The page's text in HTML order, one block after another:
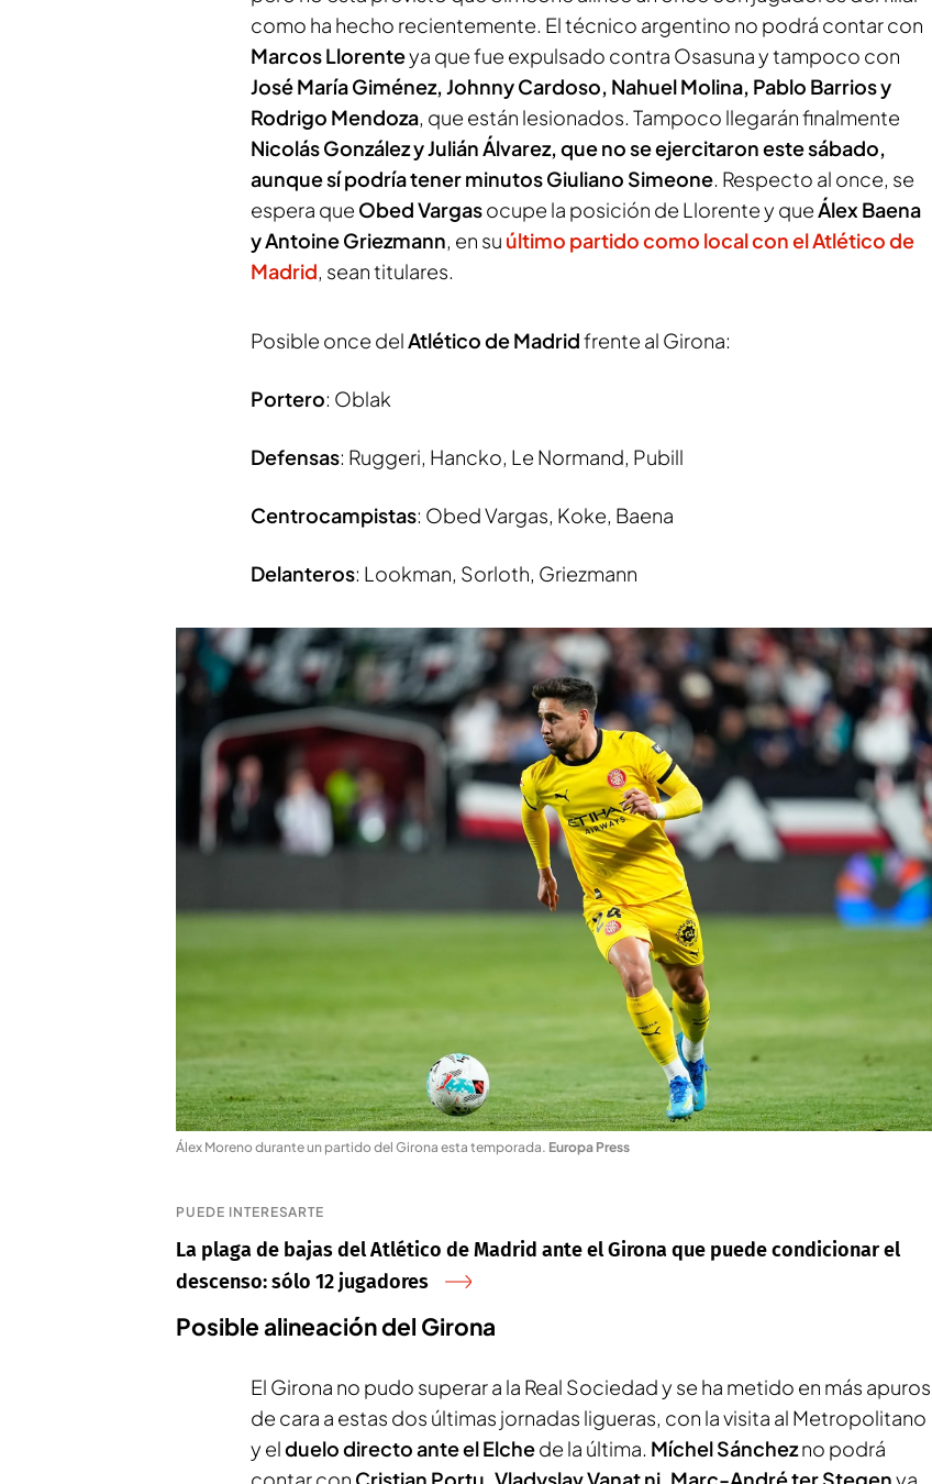
como ha hecho recientemente. El técnico argentino no podrá contar con
Marcos Llorenteya que fue expulsado contra Osasuna y tampoco con
José María Giménez, Johnny Cardoso, Nahuel Molina, Pablo Barrios y
Rodrigo Mendoza, que están lesionados. Tampoco llegarán finalmente
Nicolás González y Julián Álvarez, que no se ejercitaron este sábado,
aunque sí podría tener minutos Giuliano Simeone. Respecto al once, se
espera que Obed Vargasocupe la posición de Llorente y queÁlex Baena
y Antoine Griezmann, en su último partido como local con el Atlético de
Madrid, sean titulares.
Posible once delAtlético de Madridfrente al Girona:
Portero: Oblak
Defensas: Ruggeri, Hancko, Le Normand, Pubill
Centrocampistas: Obed Vargas, Koke, Baena
Delanteros: Lookman, Sorloth, Griezmann
Álex Moreno durante un partido del Girona esta temporada. Europa Press
PUEDE INTERESARTE
La plaga de bajas del Atlético de Madrid ante el Girona que puede condicionar el
descenso: sólo 12 jugadores
Posible alineación del Girona
El Girona no pudo superar a la Real Sociedad y se ha metido en más apuros
de cara a estas dos últimas jornadas ligueras, con la visita al Metropolitano
y elduelo directo ante el Elchede la última. Míchel Sánchezno podrá